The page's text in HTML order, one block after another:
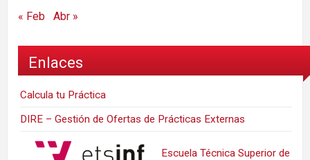
« Feb Abr »
Enlaces
Calcula tu Práctica
DIRE – Gestión de Ofertas de Prácticas Externas
Escuela Técnica Superior de